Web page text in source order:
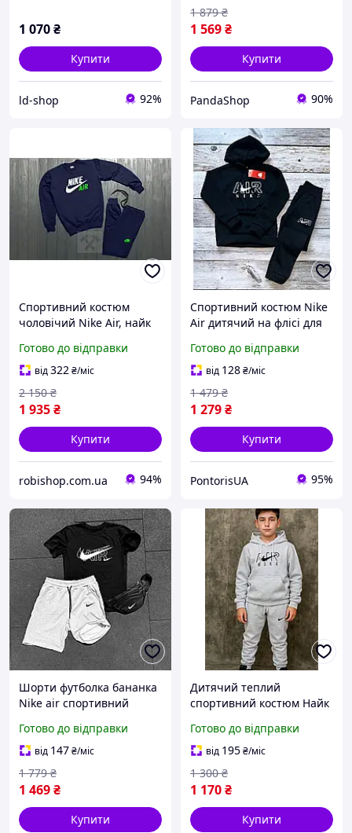
1 070₴
Купити
ld-shop 92%
1 569₴
1 879 ₴
Купити
PandaShop 90%
Спортивний костюм
чоловічий Nike Air, найк
Готово до відправки
від322₴/міс
1 935₴
2 150 ₴
Купити
robishop.com.ua 94%
Спортивний костюм Nike
Air дитячий на флісі для
зимовий кофта штани
найк чорний
Готово до відправки
від 128₴/міс
1 279₴
1 479 ₴
Купити
PontorisUA 95%
Шорти футболка бананка
Nike air спортивний
найк сіро-чорний
Готово до відправки
від 147₴/міс
1 469₴
1 779 ₴
Купити
Дитячий теплий
спортивний костюм Найк
Готово до відправки
від 195₴/міс
1 170₴
1 300 ₴
Купити